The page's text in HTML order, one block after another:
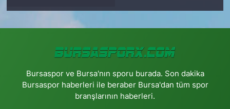
Bursaspor ve Bursa'nın sporu burada. Son dakika
Bursaspor haberleri ile beraber Bursa'dan tüm spor
branşlarının haberleri.